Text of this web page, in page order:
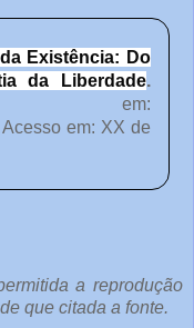
Existência: Do
da Liberdade.
em:
em: XX de
a reprodução
que citada a fonte.